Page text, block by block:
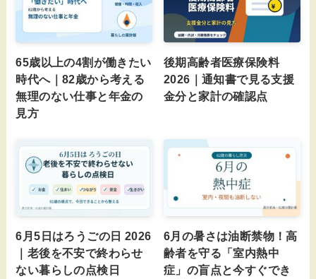
65歳以上の4割が働きたい
時代へ｜82歳から考える
無理のない仕事と年金の
見方
後期高齢者医療保険料
2026｜通知書で見る支援
金分と家計の確認点
6月5日はろうごの日 2026
｜老後を不安で終わらせ
ない暮らしの点検日
6月の暑さは油断禁物！高
齢者を守る「室内熱中
症」の盲点と今すぐでき